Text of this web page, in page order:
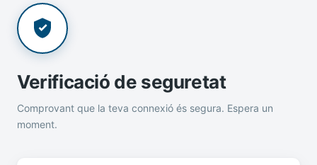
Verificació de seguretat
Comprovant que la teva connexió és segura. Espera un
moment.